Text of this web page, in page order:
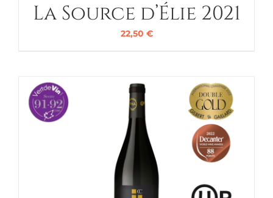
La Source d’Élie 2021
22,50 €